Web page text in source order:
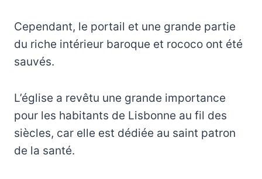
Cependant, le portail et une grande partie
du riche intérieur baroque et rococo ont été
sauvés.
L’église a revêtu une grande importance
pour les habitants de Lisbonne au fil des
siècles, car elle est dédiée au saint patron
de la santé.